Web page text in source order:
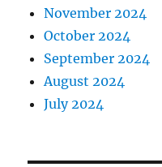
November 2024
October 2024
September 2024
August 2024
July 2024